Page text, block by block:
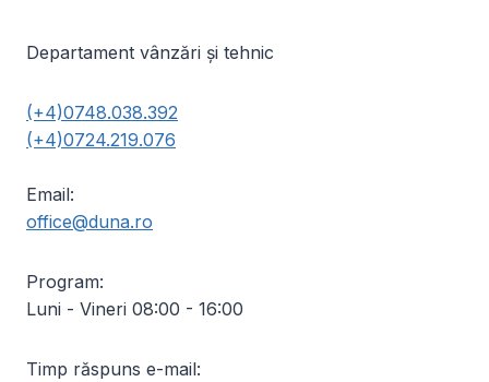
Departament vânzări și tehnic
(+4)0748.038.392
(+4)0724.219.076
Email:
office@duna.ro
Program:
Luni - Vineri 08:00 - 16:00
Timp răspuns e-mail: